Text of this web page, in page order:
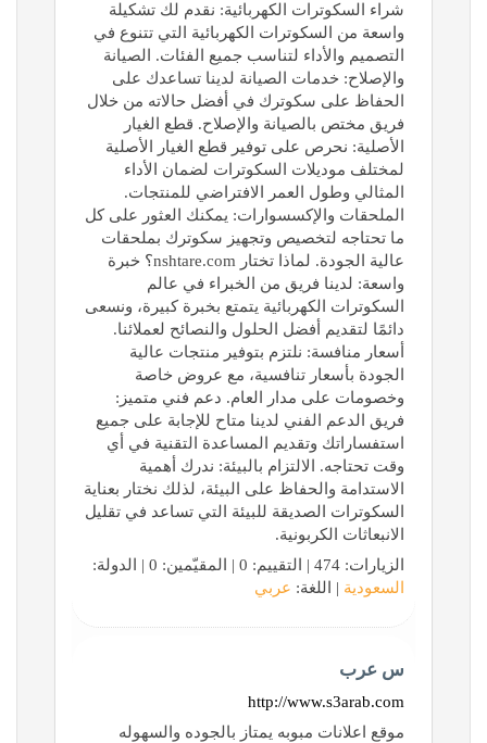
شراء السكوترات الكهربائية: نقدم لك تشكيلة
واسعة من السكوترات الكهربائية التي تتنوع في
التصميم والأداء لتناسب جميع الفئات. الصيانة
والإصلاح: خدمات الصيانة لدينا تساعدك على
الحفاظ على سكوترك في أفضل حالاته من خلال
فريق مختص بالصيانة والإصلاح. قطع الغيار
الأصلية: نحرص على توفير قطع الغيار الأصلية
لمختلف موديلات السكوترات لضمان الأداء
المثالي وطول العمر الافتراضي للمنتجات.
الملحقات والإكسسوارات: يمكنك العثور على كل
ما تحتاجه لتخصيص وتجهيز سكوترك بملحقات
عالية الجودة. لماذا تختار nshtare.com؟ خبرة
واسعة: لدينا فريق من الخبراء في عالم
السكوترات الكهربائية يتمتع بخبرة كبيرة، ونسعى
دائمًا لتقديم أفضل الحلول والنصائح لعملائنا.
أسعار منافسة: نلتزم بتوفير منتجات عالية
الجودة بأسعار تنافسية، مع عروض خاصة
وخصومات على مدار العام. دعم فني متميز:
فريق الدعم الفني لدينا متاح للإجابة على جميع
استفساراتك وتقديم المساعدة التقنية في أي
وقت تحتاجه. الالتزام بالبيئة: ندرك أهمية
الاستدامة والحفاظ على البيئة، لذلك نختار بعناية
السكوترات الصديقة للبيئة التي تساعد في تقليل
الانبعاثات الكربونية.
الزيارات: 474 | التقييم: 0 | المقيّمين: 0 | الدولة:
السعودية | اللغة: عربي
س عرب
http://www.s3arab.com
موقع اعلانات مبوبه يمتاز بالجوده والسهوله